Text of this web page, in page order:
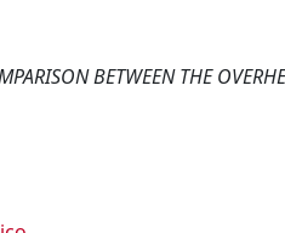
BETWEEN THE